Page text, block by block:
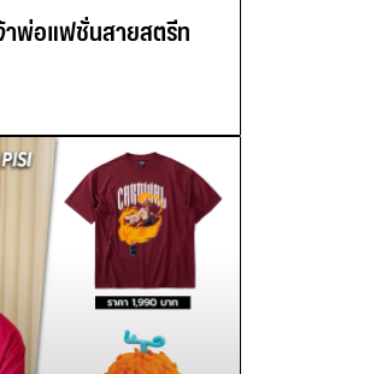
าพ่อแฟชั่นสายสตรีท